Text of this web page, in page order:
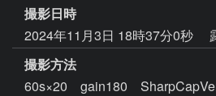
撮影日時
2024年11月3日 18時37分0秒
撮影方法
60s×20 gain180